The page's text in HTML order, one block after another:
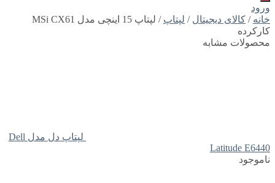
ورود
خانه / کالای دیجیتال / لپتاپ
/ لپتاپ 15 اینچی مدل MSi CX61
کارکرده
محصولات مشابه
لپتاپ دل مدل Dell
Latitude E6440
ناموجود